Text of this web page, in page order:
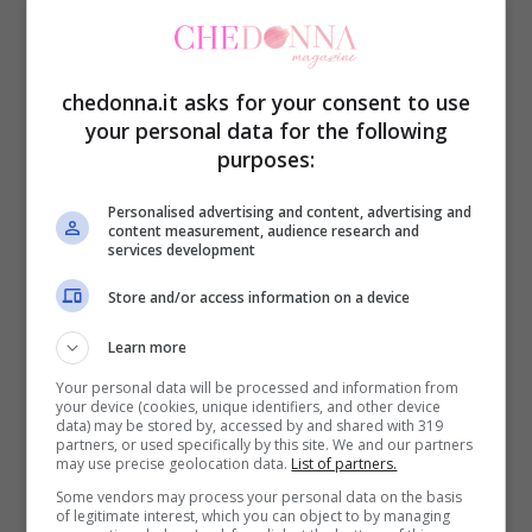
Mastronardi, Max Tortora e Micol Olivieri,
mancare ad aprile).
Il personaggio amato che mancherà ne I Cesaroni – Il
chedonna.it asks for your consent to use
your personal data for the following
purposes:
Personalised advertising and content, advertising and
content measurement, audience research and
services development
Store and/or access information on a device
Learn more
Your personal data will be processed and information from
your device (cookies, unique identifiers, and other device
data) may be stored by, accessed by and shared with 319
partners, or used specifically by this site. We and our partners
may use precise geolocation data. List of partners.
Some vendors may process your personal data on the basis
of legitimate interest, which you can object to by managing